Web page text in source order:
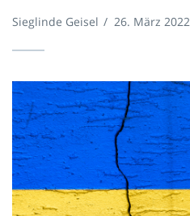
Sieglinde Geisel / 26. März 2022